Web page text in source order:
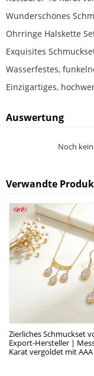
Wunderschönes
Ohrringe Halskette
Exquisites
Wasserfestes,
Einzigartiges,
Auswertung
Noch
Verwandte
Zierliches Schmuckset
Export-Hersteller |
Karat vergoldet mit